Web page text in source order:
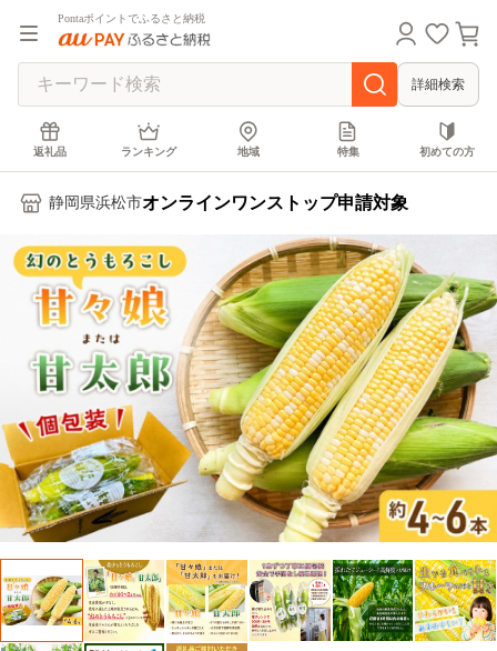
Pontaポイントでふるさと納税
詳細検索
返礼品 ランキング 地域 特集 初めての方
静岡県浜松市オンラインワンストップ申請対象